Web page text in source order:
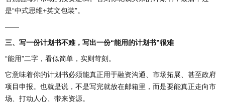
是“中式思维+英文包装”。
——
三、写一份计划书不难，写出一份“能用的计划书”很难
“能用”二字，看似简单，实则苛刻。
它意味着你的计划书必须能真正用于融资沟通、市场拓展、甚至政府
项目申报。也就是说，不是写完就放在邮箱里，而是要能真正走向市
场、打动人心、带来资源。